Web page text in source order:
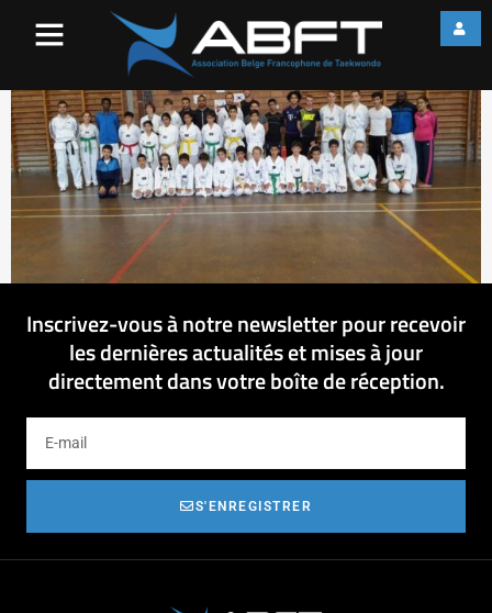
Inscrivez-vous à notre newsletter pour recevoir
les dernières actualités et mises à jour
directement dans votre boîte de réception.
S'ENREGISTRER